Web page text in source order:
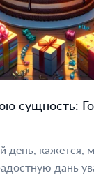
сущность:
день, кажется,
дань